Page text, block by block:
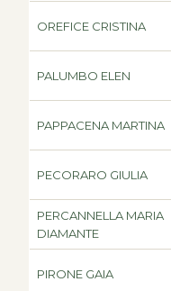
OREFICE CRISTINA
PALUMBO ELEN
PAPPACENA MARTINA
PECORARO GIULIA
PERCANNELLA MARIA
DIAMANTE
PIRONE GAIA